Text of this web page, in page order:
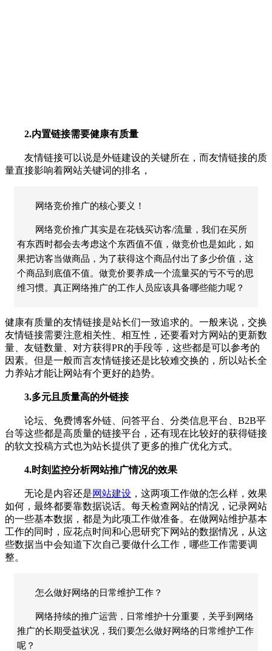
2.内置链接需要健康有质量
友情链接可以说是外链建设的关键所在，而友情链接的质
量直接影响着网站关键词的排名，
网络竞价推广的核心要义！
网络竞价推广其实是在花钱买访客/流量，我们在买所
有东西时都会去考虑这个东西值不值，做竞价也是如此，如
果把访客当做商品，为了获得这个商品付出了多少价值，这
个商品到底值不值。做竞价要养成一个流量买的亏不亏的思
维习惯。真正网络推广的工作人员应该具备哪些能力呢？
健康有质量的友情链接是站长们一致追求的。一般来说，交换
友情链接需要注意相关性、相互性，还要看对方网站的更新数
量、友链数量、对方获得PR的手段等，这些都是可以参考的
因素。但是一般而言友情链接还是比较难交换的，所以站长全
力养站才能让网站有个更好的趋势。
3.多元且质量高的外链接
论坛、免费博客外链、问答平台、分类信息平台、B2B平
台等这些都是高质量的链接平台，还有现在比较好的获得链接
的软文投稿方式也为站长提供了更多的推广优化方式。
4.时刻监控分析网站推广情况的效果
无论是内容还是网站建设 ，这两项工作做的怎么样，效果
如何，最终都要靠数据说话。每天检查网站的情况，记录网站
的一些基本数据，都是为此项工作做准备。在做网站维护基本
工作的同时，应花点时间和心思研究下网站的数据情况，从这
些数据当中会知道下次自己要做什么工作，哪些工作需要调
整。
怎么做好网络的日常维护工作？
网络持续的推广运营，日常维护十分重要，关乎到网络
推广的长期受益状况，我们要怎么做好网络的日常维护工作
呢？